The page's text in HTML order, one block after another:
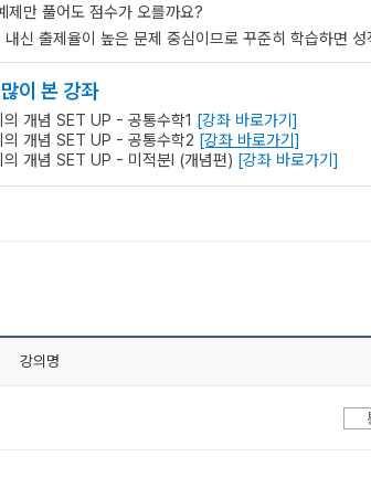
제만 풀어도 점수가 오를까요?
내신 출제율이 높은 문제 중심이므로 꾸준히 학습하면
이 본 강좌
의 개념 SET UP - 공통수학1 [강좌 바로가기]
의 개념 SET UP - 공통수학2 [강좌 바로가기]
의 개념 SET UP - 미적분l (개념편) [강좌 바로가기]
강의명